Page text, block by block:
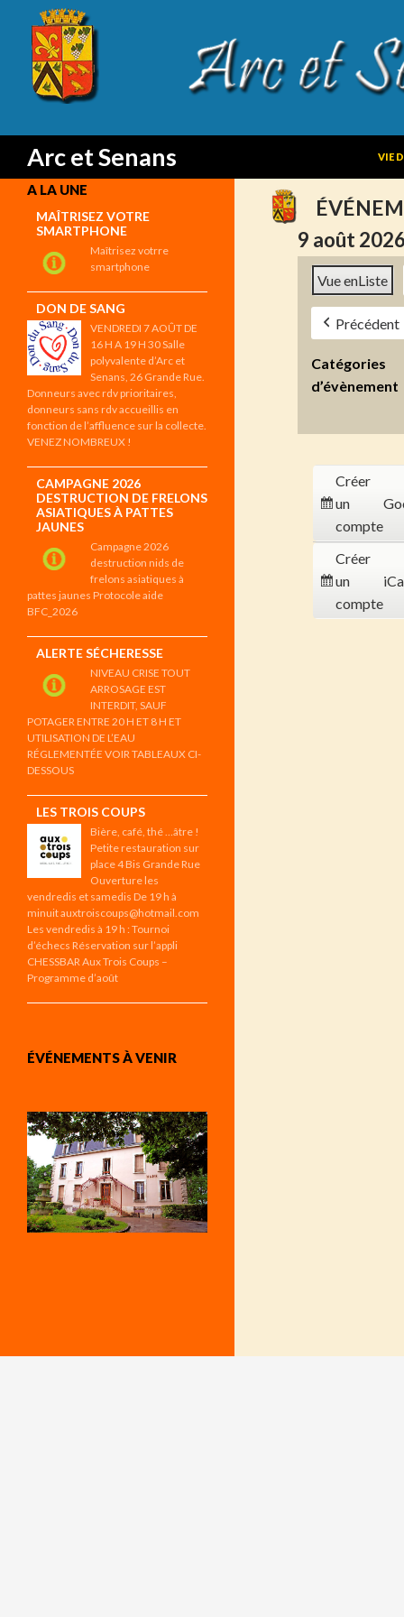
Arc et Senans
Search
VIE
9 août 2026
Vue enListe
Précédent
Catégories
d’évènement
Créer
un
compte
Créer
un
compte
A LA UNE
MAÎTRISEZ VOTRE
SMARTPHONE
Maîtrisez votrre
smartphone
DON DE SANG
VENDREDI 7 AOÛT DE
16 H A 19 H 30 Salle
polyvalente d’Arc et
Senans, 26 Grande Rue.
Donneurs avec rdv prioritaires,
donneurs sans rdv accueillis en
fonction de l’affluence sur la collecte.
VENEZ NOMBREUX !
CAMPAGNE 2026
DESTRUCTION DE FRELONS
ASIATIQUES À PATTES
JAUNES
Campagne 2026
destruction nids de
frelons asiatiques à
pattes jaunes Protocole aide
BFC_2026
ALERTE SÉCHERESSE
NIVEAU CRISE TOUT
ARROSAGE EST
INTERDIT, SAUF
POTAGER ENTRE 20 H ET 8 H ET
UTILISATION DE L’EAU
RÉGLEMENTÉE VOIR TABLEAUX CI-
DESSOUS
LES TROIS COUPS
Bière, café, thé …âtre !
Petite restauration sur
place 4 Bis Grande Rue
Ouverture les
vendredis et samedis De 19 h à
minuit auxtroiscoups@hotmail.com
Les vendredis à 19 h : Tournoi
d’échecs Réservation sur l’appli
CHESSBAR Aux Trois Coups –
Programme d’août
ÉVÉNEMENTS À VENIR